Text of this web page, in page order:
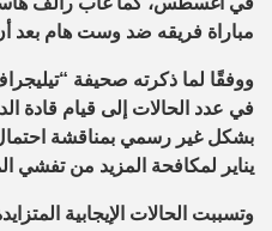
مباراة فريقه ضد وست هام بعد
ووفقًا لما ذكرته صحيفة
في عدد الحالات إلى قيام قادة
بشكل غير رسمي بمناقشة
يناير لمكافحة المزيد من تفشي
وتسببت الحالات الإيجابية